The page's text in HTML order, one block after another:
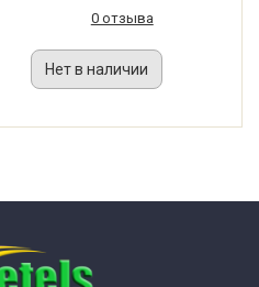
0 отзыва
Нет в наличии